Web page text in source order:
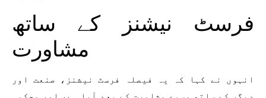
فرسٹ نیشنز کے ساتھ
مشاورت
انہوں نے کہا کہ یہ فیصلہ فرسٹ نیشنز، صنعت اور